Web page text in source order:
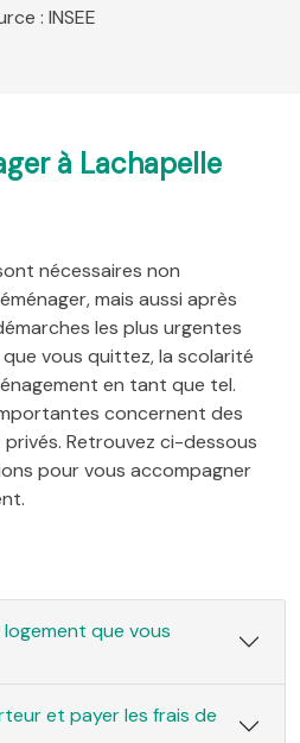
: INSEE
à Lachapelle
nécessaires non
mais aussi après
les plus urgentes
vous quittez, la scolarité
en tant que tel.
concernent des
Retrouvez ci-dessous
pour vous accompagner
logement que vous
et payer les frais de